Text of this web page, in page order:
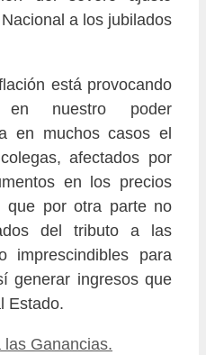
a los jubilados
está provocando
en nuestro poder
en muchos casos el
afectados por
en los precios
que por otra parte no
del tributo a las
imprescindibles para
generar ingresos que
Estado.
las Ganancias.